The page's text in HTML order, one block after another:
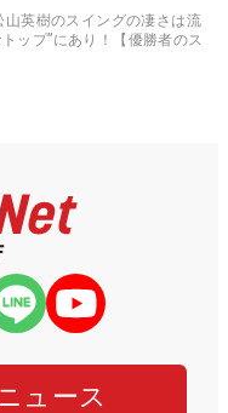
英樹のスイングの凄さは流
ップ”にあり！【優勝者のス
ュース